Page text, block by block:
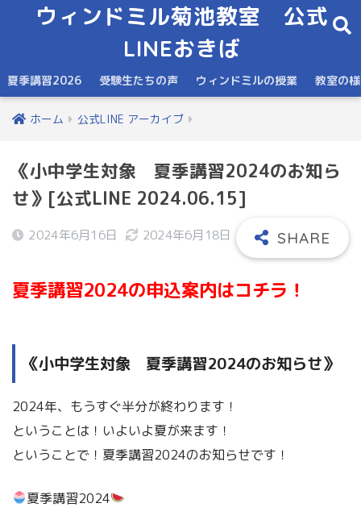
ウィンドミル菊池教室 公式
LINEおきば
夏季講習2026 受験生たちの声 ウィンドミルの授業 教室の
ホーム 公式LINE アーカイブ
《小中学生対象 夏季講習2024のお知ら
せ》[公式LINE 2024.06.15]
2024年6月16日 2024年6月18日
夏季講習2024の申込案内はコチラ！
《小中学生対象 夏季講習2024のお知らせ》
2024年、もうすぐ半分が終わります！
ということは！いよいよ夏が来ます！
ということで！夏季講習2024のお知らせです！
夏季講習2024